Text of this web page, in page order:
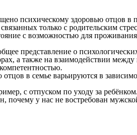
психическому здоровью отцов в
только с родительским
с возможностью для
представление о
а также на взаимодействии
в семье варьируются в
с отпуском по уходу за ребёнком.
у нас не востребован